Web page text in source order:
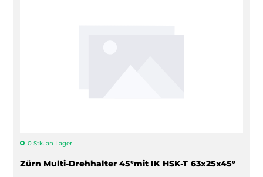
0 Stk. an Lager
Zürn Multi-Drehhalter 45°mit IK HSK-T 63x25x45°